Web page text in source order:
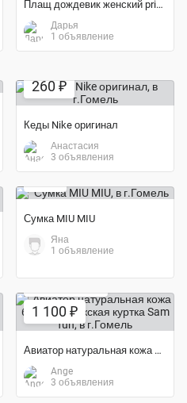
Плащ дождевик женский primark
Дарья
1 объявление
260 ₽
Кеды Nike оригинал
Анастасия
3 объявления
Экономия 20%
Сумка MIU MIU
Яна
1 объявление
1 100 ₽
Авиатор натуральная кожа буйвола мужская куртка Sam fun
Ange
3 объявления